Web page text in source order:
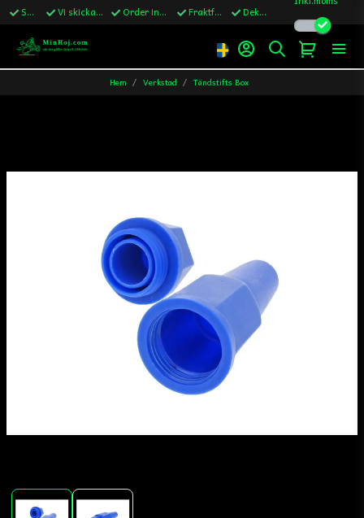
Snabba leveranser Vi skickar till Sverige,Danmark & Finland Order innan kl.13 skickas samma vardag Fraktfritt över 1200kr till Sverige Dekaler ingår i alla ordrar
Hem Verkstad Tändstifts Box